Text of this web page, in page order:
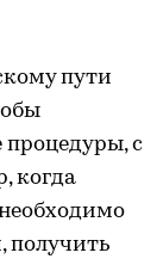
пути
с
когда
получить